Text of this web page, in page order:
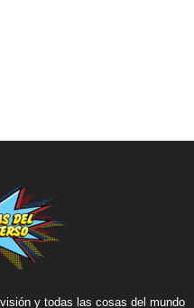
y todas las cosas del mundo